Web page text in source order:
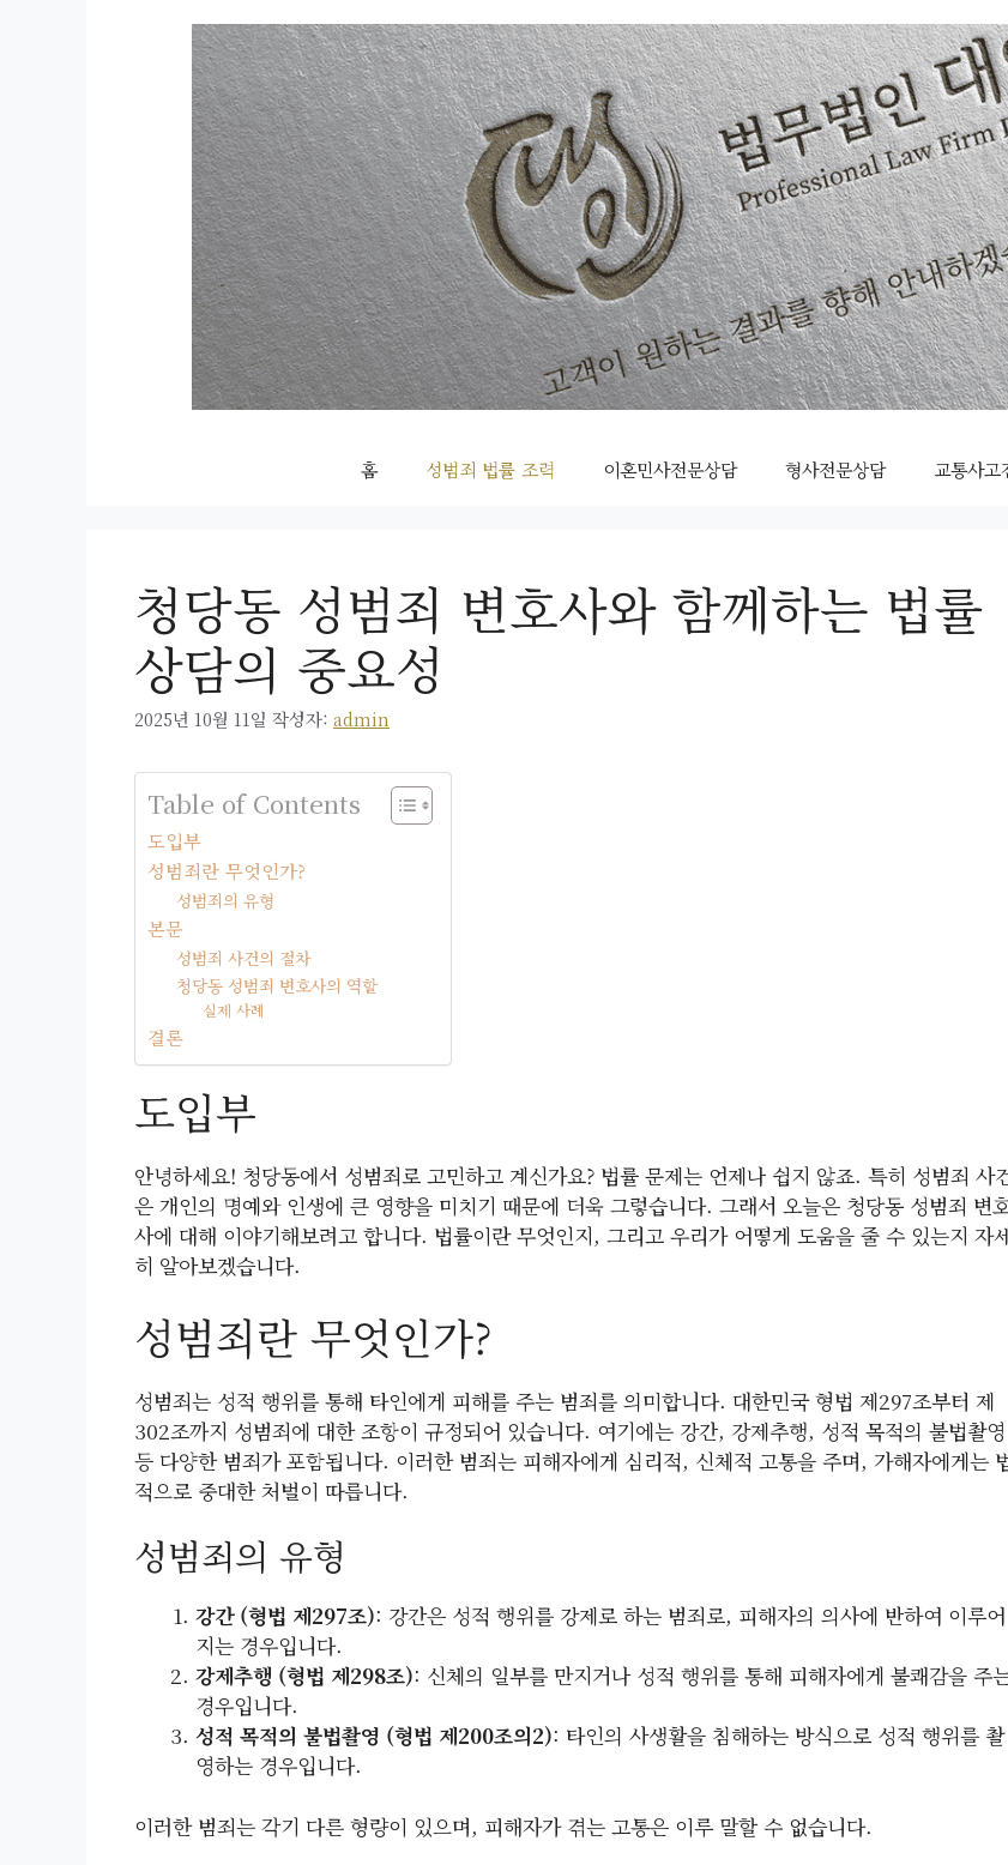
홈 성범죄 법률 조력 이혼민사전문상담 형사전문상담 교통사고
청당동 성범죄 변호사와 함께하는 법률
상담의 중요성
2025년 10월 11일 작성자: admin
Table of Contents
도입부
성범죄란 무엇인가?
성범죄의 유형
본문
성범죄 사건의 절차
청당동 성범죄 변호사의 역할
실제 사례
결론
도입부
안녕하세요! 청당동에서 성범죄로 고민하고 계신가요? 법률 문제는 언제나 쉽지 않죠. 특히 성범죄 사
은 개인의 명예와 인생에 큰 영향을 미치기 때문에 더욱 그렇습니다. 그래서 오늘은 청당동 성범죄 변
사에 대해 이야기해보려고 합니다. 법률이란 무엇인지, 그리고 우리가 어떻게 도움을 줄 수 있는지 자
히 알아보겠습니다.
성범죄란 무엇인가?
성범죄는 성적 행위를 통해 타인에게 피해를 주는 범죄를 의미합니다. 대한민국 형법 제297조부터 제
302조까지 성범죄에 대한 조항이 규정되어 있습니다. 여기에는 강간, 강제추행, 성적 목적의 불법촬영
등 다양한 범죄가 포함됩니다. 이러한 범죄는 피해자에게 심리적, 신체적 고통을 주며, 가해자에게는
적으로 중대한 처벌이 따릅니다.
성범죄의 유형
강간 (형법 제297조): 강간은 성적 행위를 강제로 하는 범죄로, 피해자의 의사에 반하여 이루어
지는 경우입니다.
강제추행 (형법 제298조): 신체의 일부를 만지거나 성적 행위를 통해 피해자에게 불쾌감을 주
경우입니다.
성적 목적의 불법촬영 (형법 제200조의2): 타인의 사생활을 침해하는 방식으로 성적 행위를 촬
영하는 경우입니다.
이러한 범죄는 각기 다른 형량이 있으며, 피해자가 겪는 고통은 이루 말할 수 없습니다.